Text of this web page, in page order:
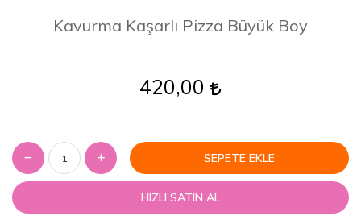
Kavurma Kaşarlı Pizza Büyük Boy
420,00
SEPETE EKLE
HIZLI SATIN AL